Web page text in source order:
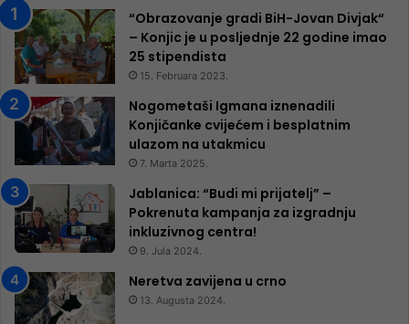
“Obrazovanje gradi BiH-Jovan Divjak“
– Konjic je u posljednje 22 godine imao
25 ​​stipendista
15. Februara 2023.
Nogometaši Igmana iznenadili
Konjičanke cvijećem i besplatnim
ulazom na utakmicu
7. Marta 2025.
Jablanica: “Budi mi prijatelj” –
Pokrenuta kampanja za izgradnju
inkluzivnog centra!
9. Jula 2024.
Neretva zavijena u crno
13. Augusta 2024.